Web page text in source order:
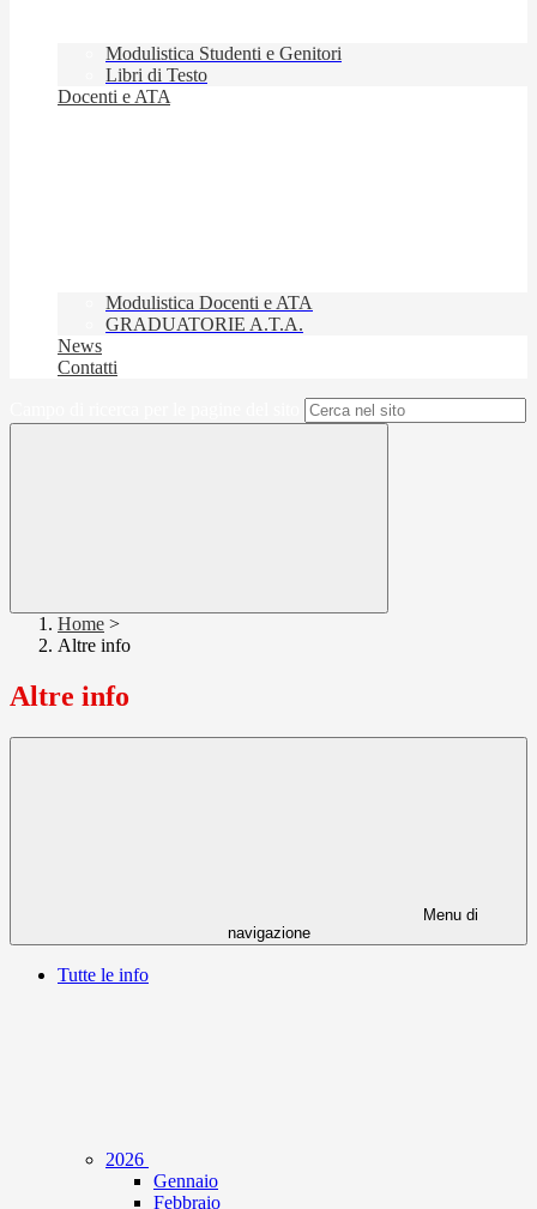
Modulistica Studenti e Genitori
Libri di Testo
Docenti e ATA
Modulistica Docenti e ATA
GRADUATORIE A.T.A.
News
Contatti
Home >
Altre info
Altre info
Menu di
navigazione
Tutte le info
2026
Gennaio
Febbraio